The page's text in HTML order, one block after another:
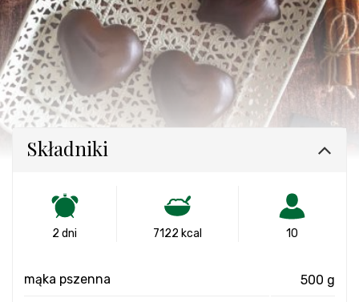
Składniki
2 dni 7122 kcal 10
mąka pszenna 500 g